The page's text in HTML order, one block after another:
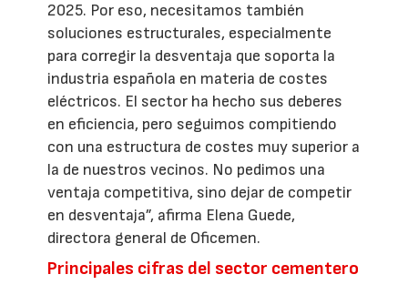
2025. Por eso, necesitamos también
soluciones estructurales, especialmente
para corregir la desventaja que soporta la
industria española en materia de costes
eléctricos. El sector ha hecho sus deberes
en eficiencia, pero seguimos compitiendo
con una estructura de costes muy superior a
la de nuestros vecinos. No pedimos una
ventaja competitiva, sino dejar de competir
en desventaja”, afirma Elena Guede,
directora general de Oficemen.
Principales cifras del sector cementero